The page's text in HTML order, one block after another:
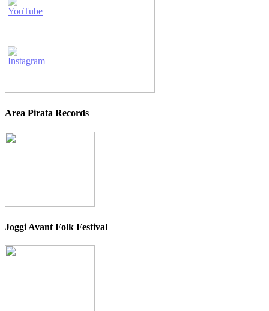
Area Pirata Records
Joggi Avant Folk Festival